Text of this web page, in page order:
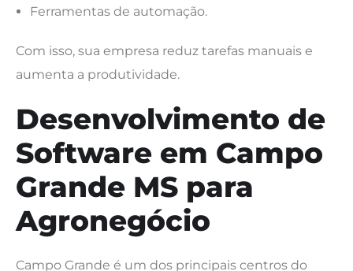
Ferramentas de automação.
Com isso, sua empresa reduz tarefas manuais e
aumenta a produtividade.
Desenvolvimento de
Software em Campo
Grande MS para
Agronegócio
Campo Grande é um dos principais centros do